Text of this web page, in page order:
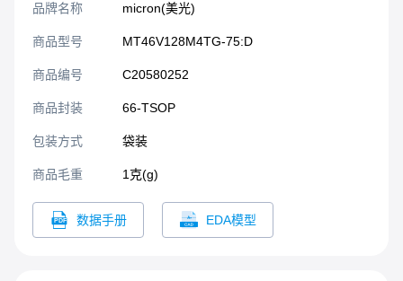
品牌名称 micron(美光)
商品型号 MT46V128M4TG-75:D
商品编号 C20580252
商品封装 66-TSOP​
包装方式 袋装
商品毛重 1克(g)
数据手册 EDA模型